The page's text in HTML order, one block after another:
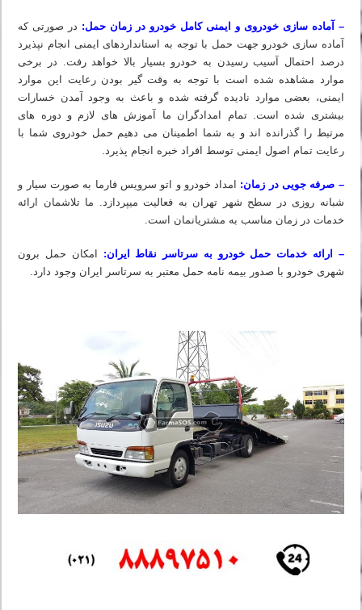
– آماده سازی خودروی و ایمنی کامل خودرو در زمان حمل: در صورتی که
آماده سازی خودرو جهت حمل با توجه به استانداردهای ایمنی انجام نپذیرد
درصد احتمال آسیب رسیدن به خودرو بسیار بالا خواهد رفت. در برخی
موارد مشاهده شده است با توجه به وقت گیر بودن رعایت این موارد
ایمنی، بعضی موارد نادیده گرفته شده و باعث به وجود آمدن خسارات
بیشتری شده است. تمام امدادگران ما آموزش‏ های لازم و دوره‏ های
مرتبط را گذرانده اند و به شما اطمینان می دهیم حمل خودروی شما با
رعایت تمام اصول ایمنی توسط افراد خبره انجام پذیرد.
– صرفه جویی در زمان: امداد خودرو و اتو سرویس فارما به صورت سیار و
شبانه روزی در سطح شهر تهران به فعالیت میپردازد. ما تلاشمان ارائه
خدمات در زمان مناسب به مشتریانمان است.
– ارائه خدمات حمل خودرو به سرتاسر نقاط ایران: امکان حمل برون
شهری خودرو با صدور بیمه نامه حمل معتبر به سرتاسر ایران وجود دارد.